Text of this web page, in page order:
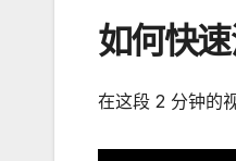
如何快
在这段 2 分钟的